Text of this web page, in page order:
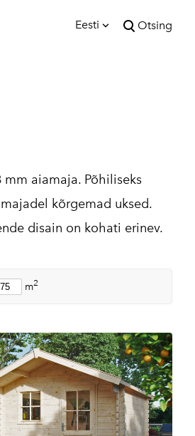
Eesti Otsing
aiamaja. Põhiliseks
kõrgemad uksed.
disain on kohati erinev.
m2